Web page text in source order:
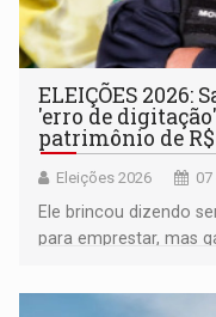
ELEIÇÕES 2026:
'erro de
patrimônio de
Eleições 2026
Ele brincou dizendo
para emprestar, mas